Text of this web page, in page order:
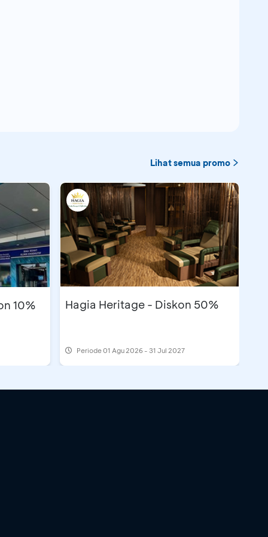
Lihat semua promo
10% Hagia Heritage - Diskon 50%
Periode01 Agu 2026 - 31 Jul 2027